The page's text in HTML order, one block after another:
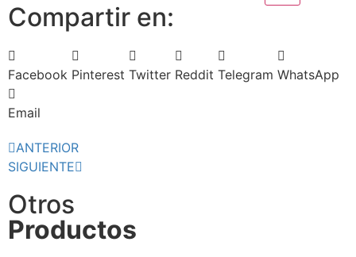
Compartir en:
Facebook Pinterest Twitter Reddit Telegram WhatsApp
Email
ANTERIOR
SIGUIENTE
Otros
Productos